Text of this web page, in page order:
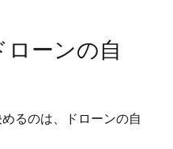
ーンの自
るのは、ドローンの自